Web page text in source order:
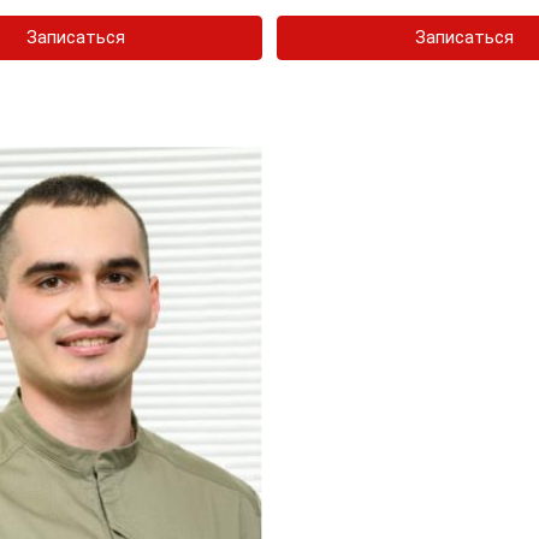
Записаться Записаться